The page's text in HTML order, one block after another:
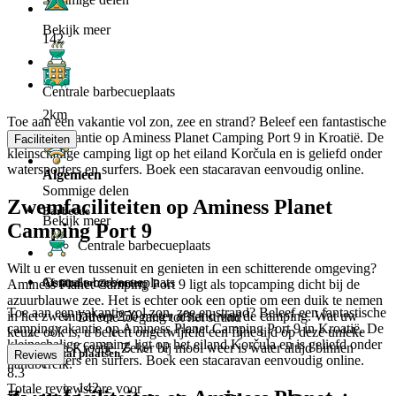
Bekijk meer
Centrale barbecueplaats
Toe aan een vakantie vol zon, zee en strand? Beleef een fantastische
campingvakantie op Aminess Planet Camping Port 9 in Kroatië. De
kleinschalige camping ligt op het eiland Korčula en is geliefd onder
watersporters en surfers. Boek een stacaravan eenvoudig online.
Zwemfaciliteiten op Aminess Planet
Camping Port 9
Wilt u er even tussenuit en genieten in een schitterende omgeving?
Aminess Planet Camping Port 9 ligt als topcamping dicht bij de
azuurblauwe zee. Het is echter ook een optie om een duik te nemen
in het zwembad op 250 meter afstand van de camping. Wat uw
keuze ook is, u beleeft ongetwijfeld een fijne tijd op deze unieke
camping in Kroatië. Zeker bij mooi weer is water altijd binnen
handbereik.
142
2km
Sommige delen
Bekijk meer
Centrale barbecueplaats
Toe aan een vakantie vol zon, zee en strand? Beleef een fantastische
campingvakantie op Aminess Planet Camping Port 9 in Kroatië. De
kleinschalige camping ligt op het eiland Korčula en is geliefd onder
watersporters en surfers. Boek een stacaravan eenvoudig online.
Faciliteiten
Algemeen
Barbecue
Centrale barbecueplaats
Afstand tot zee/meer
Directe toegang tot het strand
Aantal plaatsen
142
Reviews
8.3
Totale reviewscore voor